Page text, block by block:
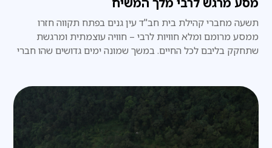
​תשעה מחברי קהילת בית חב"ד עין גנים בפתח תקווה חזרו
ממסע מרומם ומלא חוויות לרבי – חוויה עוצמתית ומרגשת
שתחקק בליבם לכל החיים. במשך שמונה ימים גדושים שהו חברי